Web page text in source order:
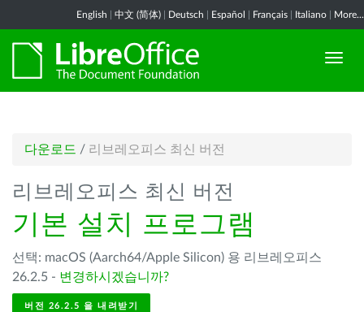
English 中文 (简体) Deutsch Español Français Italiano More...
다운로드 / 리브레오피스 최신 버전
리브레오피스 최신 버전
기본 설치 프로그램
선택: macOS (Aarch64/Apple Silicon) 용 리브레오피스
26.2.5 - 변경하시겠습니까?
버전 26.2.5 을 내려받기